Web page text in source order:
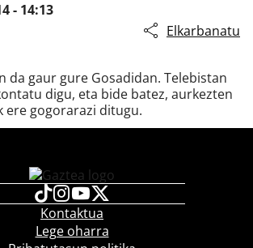
- 14:13
Elkarbanatu
da gaur gure Gosadidan. Telebistan
digu, eta bide batez, aurkezten
ere gogorarazi ditugu.
Kontaktua
Lege oharra